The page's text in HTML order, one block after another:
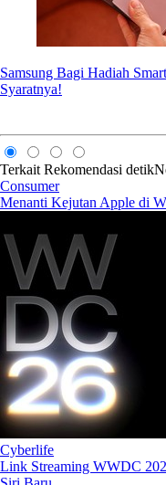
Samsung Bagi Hadiah
Syaratnya!
Terkait Rekomendasi
Consumer
Menanti Kejutan Apple di
Cyberlife
Link Streaming WWDC